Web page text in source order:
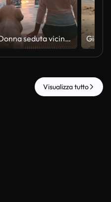
Donna seduta vicino alla piscina godendosi la vista al tramonto sull'oceano
Visualizza tutto